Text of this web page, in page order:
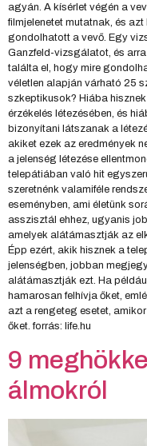
agyán. A kísérlet végén a
filmjelenetet mutatnak, és
gondolhatott a vevő. Egy
Ganzfeld-vizsgálatot, és
találta el, hogy mire
véletlen alapján várható 25
szkeptikusok? Hiába
érzékelés létezésében, és
bizonyítani látszanak a
akiket ezek az eredmények
a jelenség létezése
telepátiában való hit
szeretnénk valamiféle
eseményben, ami életünk
asszisztál ehhez, ugyanis
amelyek alátámasztják az
Épp ezért, akik hisznek a
jelenségben, jobban
alátámasztják ezt. Ha
hamarosan felhívja őket,
azt a rengeteg esetet,
őket. forrás: life.hu
9
álmokról